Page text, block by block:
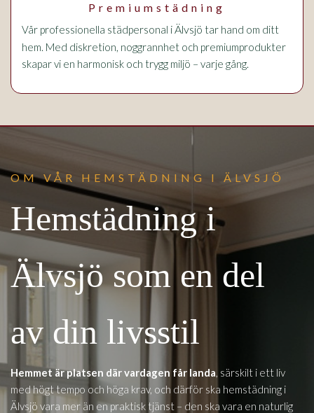
Premiumstädning
Vår professionella städpersonal i Älvsjö tar hand om ditt
hem. Med diskretion, noggrannhet och premiumprodukter
skapar vi en harmonisk och trygg miljö – varje gång.
OM VÅR HEMSTÄDNING I ÄLVSJÖ
Hemstädning i
Älvsjö som en del
av din livsstil
Hemmet är platsen där vardagen får landa, särskilt i ett liv
med högt tempo och höga krav, och därför ska hemstädning i
Älvsjö vara mer än en praktisk tjänst – den ska vara en naturlig